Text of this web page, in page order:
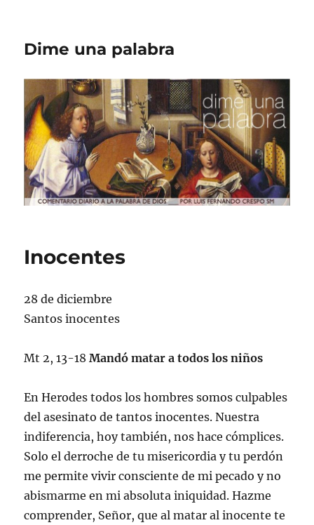
Dime una palabra
Inocentes
28 de diciembre
Santos inocentes
Mt 2, 13-18Mandó matar a todos los niños
En Herodes todos los hombres somos culpables
del asesinato de tantos inocentes. Nuestra
indiferencia, hoy también, nos hace cómplices.
Solo el derroche de tu misericordia y tu perdón
me permite vivir consciente de mi pecado y no
abismarme en mi absoluta iniquidad. Hazme
comprender, Señor, que al matar al inocente te